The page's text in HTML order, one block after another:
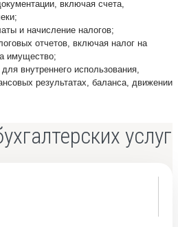
включая счета,
и начисление налогов;
отчетов, включая налог на
имущество;
внутреннего использования,
результатах, баланса, движении
услуг